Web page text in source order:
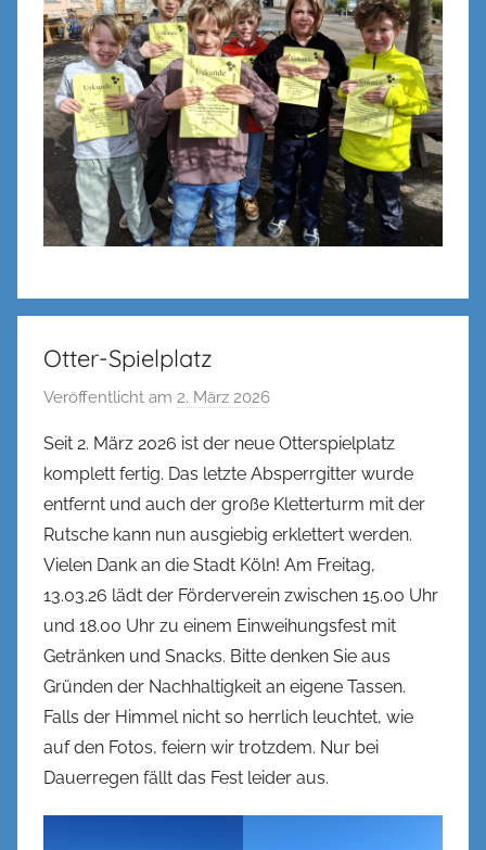
Otter-Spielplatz
Veröffentlicht am 2. März 2026
n
n
e
n
k
e
l
Seit 2. März 2026 ist der neue Otterspielplatz
komplett fertig. Das letzte Absperrgitter wurde
entfernt und auch der große Kletterturm mit der
Rutsche kann nun ausgiebig erklettert werden.
Vielen Dank an die Stadt Köln! Am Freitag,
13.03.26 lädt der Förderverein zwischen 15.00 Uhr
und 18.00 Uhr zu einem Einweihungsfest mit
Getränken und Snacks. Bitte denken Sie aus
Gründen der Nachhaltigkeit an eigene Tassen.
Falls der Himmel nicht so herrlich leuchtet, wie
auf den Fotos, feiern wir trotzdem. Nur bei
Dauerregen fällt das Fest leider aus.